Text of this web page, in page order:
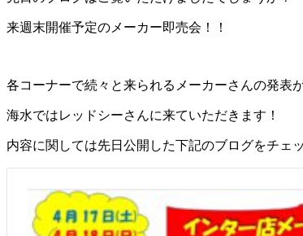
来週末開催予定のメーカー即売会！！
各コーナーで続々と来られるメーカーさんの発表
海水ではレッドシーさんに来ていただきます！
内容に関しては先日公開した下記のブログをチェ